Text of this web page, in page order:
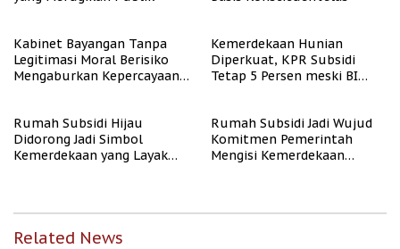
Kabinet Bayangan Tanpa
Legitimasi Moral Berisiko
Mengaburkan Kepercayaan
Kemerdekaan Hunian
Diperkuat, KPR Subsidi
Tetap 5 Persen meski BI
Rumah Subsidi Hijau
Didorong Jadi Simbol
Kemerdekaan yang Layak
Rumah Subsidi Jadi Wujud
Komitmen Pemerintah
Mengisi Kemerdekaan
Related News